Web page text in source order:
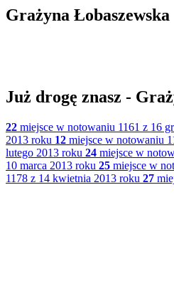
Grażyna Łobaszewska
Już drogę znasz -
22 miejsce w notowaniu 1161 z 16
2013 roku 12 miejsce w notowaniu
lutego 2013 roku 24 miejsce w
10 marca 2013 roku 25 miejsce w
1178 z 14 kwietnia 2013 roku 27